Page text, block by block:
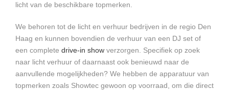
licht van de beschikbare topmerken.
We behoren tot de licht en verhuur bedrijven in de regio Den
Haag en kunnen bovendien de verhuur van een DJ set of
een complete drive-in show verzorgen. Specifiek op zoek
naar licht verhuur of daarnaast ook benieuwd naar de
aanvullende mogelijkheden? We hebben de apparatuur van
topmerken zoals Showtec gewoon op voorraad, om die direct